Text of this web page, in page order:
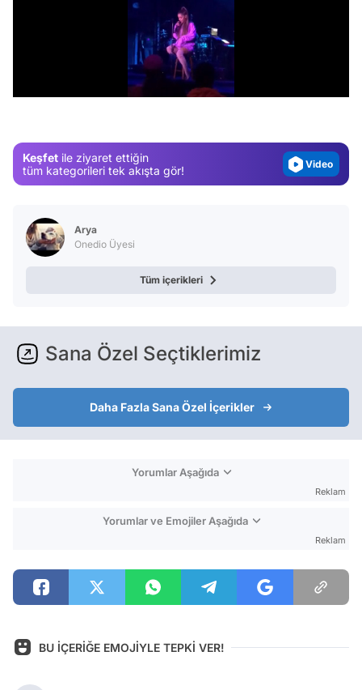
Keşfet ile ziyaret ettiğin
tüm kategorileri tek akışta gör!
Video
Arya
Onedio Üyesi
Tüm içerikleri
Sana Özel Seçtiklerimiz
Daha Fazla Sana Özel İçerikler
Yorumlar Aşağıda
Reklam
Yorumlar ve Emojiler Aşağıda
Reklam
BU İÇERİĞE EMOJİYLE TEPKİ VER!